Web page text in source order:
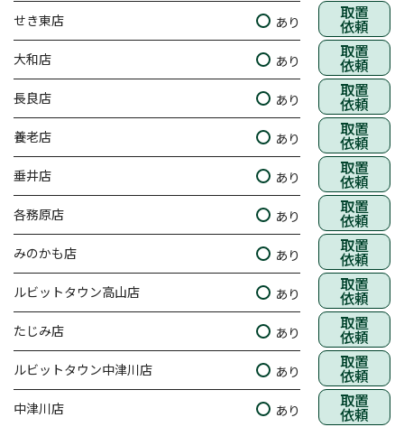
せき東店 あり 取置
依頼
大和店 あり 取置
依頼
長良店 あり 取置
依頼
養老店 あり 取置
依頼
垂井店 あり 取置
依頼
各務原店 あり 取置
依頼
みのかも店 あり 取置
依頼
ルビットタウン高山店 あり 取置
依頼
たじみ店 あり 取置
依頼
ルビットタウン中津川店 あり 取置
依頼
中津川店 あり 取置
依頼